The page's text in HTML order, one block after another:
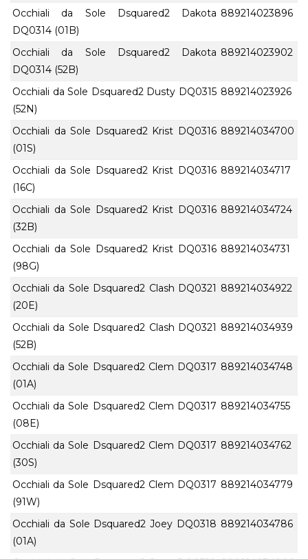
Occhiali da Sole Dsquared2 Dakota
DQ0314 (01B)
889214023896
Occhiali da Sole Dsquared2 Dakota
DQ0314 (52B)
889214023902
Occhiali da Sole Dsquared2 Dusty DQ0315
(52N)
889214023926
Occhiali da Sole Dsquared2 Krist DQ0316
(01S)
889214034700
Occhiali da Sole Dsquared2 Krist DQ0316
(16C)
889214034717
Occhiali da Sole Dsquared2 Krist DQ0316
(32B)
889214034724
Occhiali da Sole Dsquared2 Krist DQ0316
(98G)
889214034731
Occhiali da Sole Dsquared2 Clash DQ0321
(20E)
889214034922
Occhiali da Sole Dsquared2 Clash DQ0321
(52B)
889214034939
Occhiali da Sole Dsquared2 Clem DQ0317
(01A)
889214034748
Occhiali da Sole Dsquared2 Clem DQ0317
(08E)
889214034755
Occhiali da Sole Dsquared2 Clem DQ0317
(30S)
889214034762
Occhiali da Sole Dsquared2 Clem DQ0317
(91W)
889214034779
Occhiali da Sole Dsquared2 Joey DQ0318
(01A)
889214034786